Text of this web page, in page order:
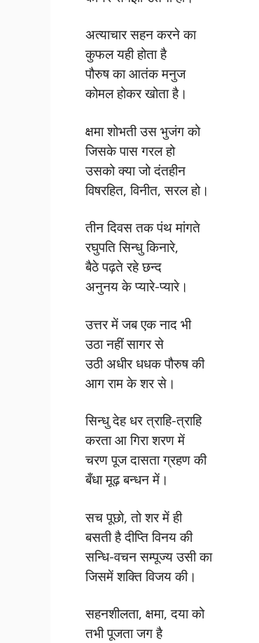
अत्याचार सहन करने का
कुफल यही होता है
पौरुष का आतंक मनुज
कोमल होकर खोता है।
क्षमा शोभती उस भुजंग को
जिसके पास गरल हो
उसको क्या जो दंतहीन
विषरहित, विनीत, सरल हो।
तीन दिवस तक पंथ मांगते
रघुपति सिन्धु किनारे,
बैठे पढ़ते रहे छन्द
अनुनय के प्यारे-प्यारे।
उत्तर में जब एक नाद भी
उठा नहीं सागर से
उठी अधीर धधक पौरुष की
आग राम के शर से।
सिन्धु देह धर त्राहि-त्राहि
करता आ गिरा शरण में
चरण पूज दासता ग्रहण की
बँधा मूढ़ बन्धन में।
सच पूछो, तो शर में ही
बसती है दीप्ति विनय की
सन्धि-वचन सम्पूज्य उसी का
जिसमें शक्ति विजय की।
सहनशीलता, क्षमा, दया को
तभी पूजता जग है